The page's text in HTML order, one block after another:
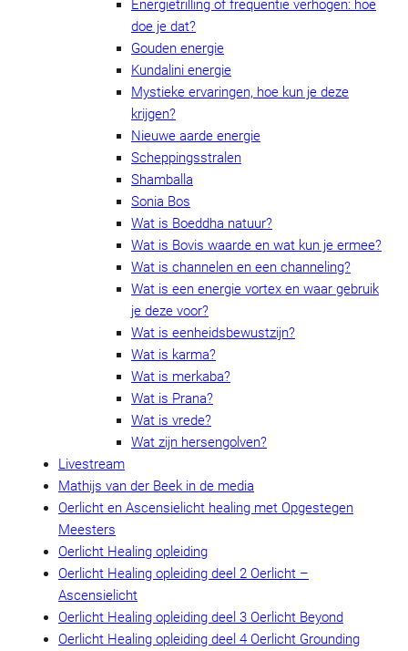
Energietrilling of frequentie verhogen: hoe
doe je dat?
Gouden energie
Kundalini energie
Mystieke ervaringen, hoe kun je deze
krijgen?
Nieuwe aarde energie
Scheppingsstralen
Shamballa
Sonia Bos
Wat is Boeddha natuur?
Wat is Bovis waarde en wat kun je ermee?
Wat is channelen en een channeling?
Wat is een energie vortex en waar gebruik
je deze voor?
Wat is eenheidsbewustzijn?
Wat is karma?
Wat is merkaba?
Wat is Prana?
Wat is vrede?
Wat zijn hersengolven?
Livestream
Mathijs van der Beek in de media
Oerlicht en Ascensielicht healing met Opgestegen
Meesters
Oerlicht Healing opleiding
Oerlicht Healing opleiding deel 2 Oerlicht –
Ascensielicht
Oerlicht Healing opleiding deel 3 Oerlicht Beyond
Oerlicht Healing opleiding deel 4 Oerlicht Grounding